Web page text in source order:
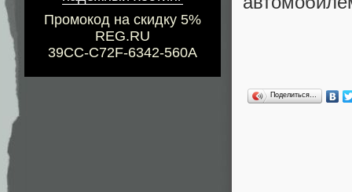
Промокод на скидку 5%
REG.RU
39CC-C72F-6342-560A
Поделиться…